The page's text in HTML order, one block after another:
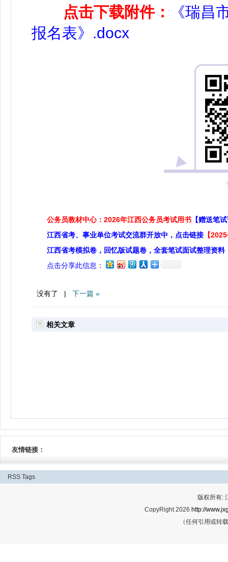
点击下载附件：
《瑞昌
报名表》.docx
公务员教材中心：2026年江西公务员考试用书 【赠送笔
江西省考、事业单位考试交流群开放中，点击链接 【
江西省考模拟卷，回忆版试题卷，全套笔试面试整理资料
点击分享此信息：
没有了 | 下一篇 »
相关文章
友情链接：
RSS Tags
版权所有:
CopyRight 2026 http://
（任何引用或转